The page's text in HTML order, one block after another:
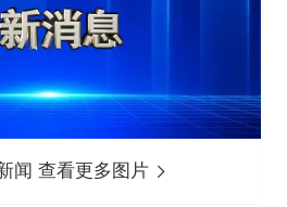
闻 查看更多图片